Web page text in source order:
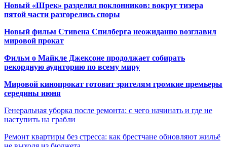
Новый «Шрек» разделил поклонников: вокруг тизера
пятой части разгорелись споры
Новый фильм Стивена Спилберга неожиданно возглавил
мировой прокат
Фильм о Майкле Джексоне продолжает собирать
рекордную аудиторию по всему миру
Мировой кинопрокат готовит зрителям громкие премьеры
середины июня
Генеральная уборка после ремонта: с чего начинать и где не
наступить на грабли
Ремонт квартиры без стресса: как брестчане обновляют жильё